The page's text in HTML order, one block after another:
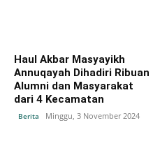
Haul Akbar Masyayikh
Annuqayah Dihadiri Ribuan
Alumni dan Masyarakat
dari 4 Kecamatan
Berita Minggu, 3 November 2024